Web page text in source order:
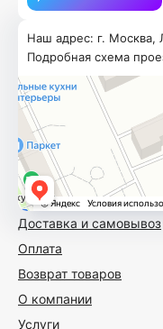
Доставка и самовывоз
Оплата
Возврат товаров
О компании
Услуги
Наш адрес: г. Москва,
Подробная схема